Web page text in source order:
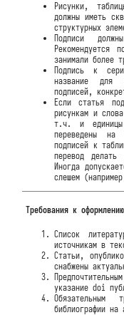
Рисунки,
должны иметь
структурных
Подписи
Рекомендуется
занимали более
Подпись к
название для
подписей,
Если статья
рисункам и
т.ч. и единицы
переведены
подписей к
перевод
Иногда
слешем
Требования к
Список
источникам в
Статьи,
снабжены
указание doi
Обязательным
библиографии